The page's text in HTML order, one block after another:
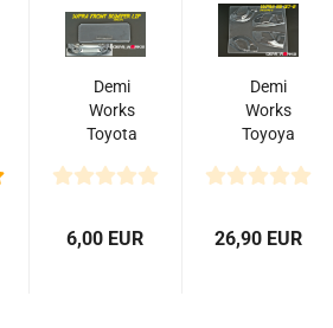
Demi
Works
Toyota
Lexan
Bumper
6,00 EUR
Demi
Works
Toyoya
Set B (
Fenders)
26,90 EUR